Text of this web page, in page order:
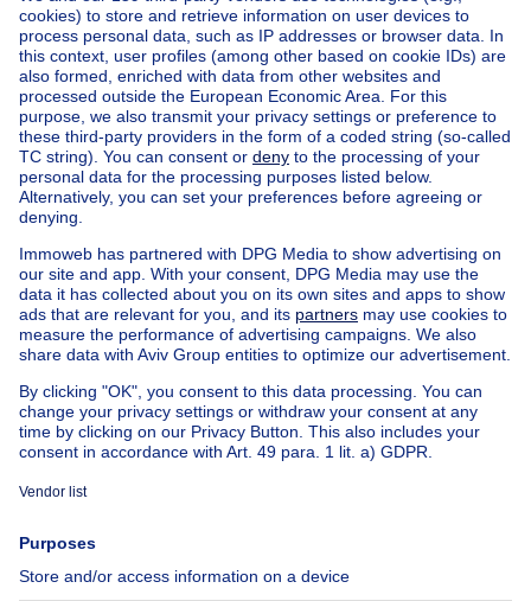
Home Belgium
West Flanders (province)
Brugge (district)
Buy your villa in Jabbeke
House out of BelgiumHouse for sale France
House for sale Spain
House for sale Italy
House for sale Luxembourg
House for sale Netherlands
Our cheap propertiesCheap houses for sale
Cheap apartments for rent
About
Immoweb
Jobs
Tools
Insurances